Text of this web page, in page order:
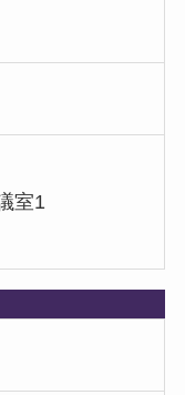
会議室1